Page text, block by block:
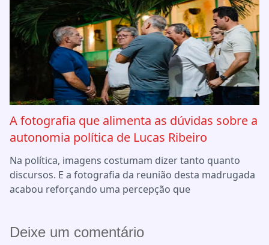
A fotografia que alimenta as dúvidas sobre a
autonomia política de Lucas Ribeiro
Na política, imagens costumam dizer tanto quanto
discursos. E a fotografia da reunião desta madrugada
acabou reforçando uma percepção que
Deixe um comentário